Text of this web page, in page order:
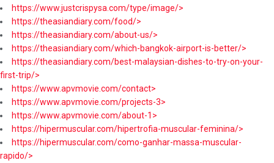
https://www.justcrispysa.com/type/image/>
https://theasiandiary.com/food/>
https://theasiandiary.com/about-us/>
https://theasiandiary.com/which-bangkok-airport-is-better/>
https://theasiandiary.com/best-malaysian-dishes-to-try-on-your-
first-trip/>
https://www.apvmovie.com/contact>
https://www.apvmovie.com/projects-3>
https://www.apvmovie.com/about-1>
https://hipermuscular.com/hipertrofia-muscular-feminina/>
https://hipermuscular.com/como-ganhar-massa-muscular-
rapido/>